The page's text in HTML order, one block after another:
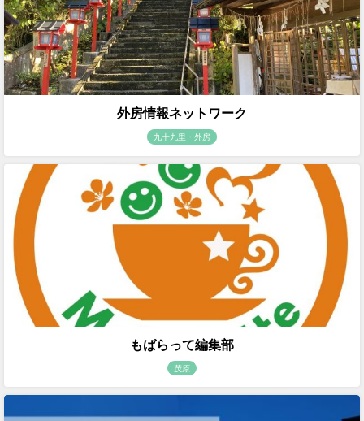
外房情報ネットワーク
九十九里・外房
もばらって編集部
茂原